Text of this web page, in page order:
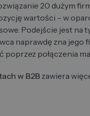
20 dużym
wartości – w
Podejście jest na
naprawdę zna jego
połączenia
w B2B zawiera